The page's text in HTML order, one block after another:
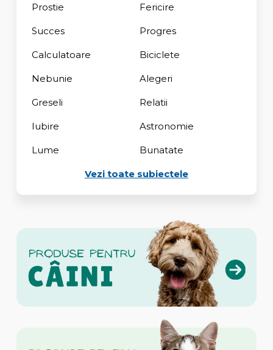
Prostie Fericire
Succes Progres
Calculatoare Biciclete
Nebunie Alegeri
Greseli Relatii
Iubire Astronomie
Lume Bunatate
Vezi toate subiectele